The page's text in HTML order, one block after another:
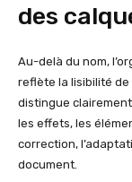
des
Au-delà du nom,
reflète la lisibilité
distingue
les effets, les
correction,
document.